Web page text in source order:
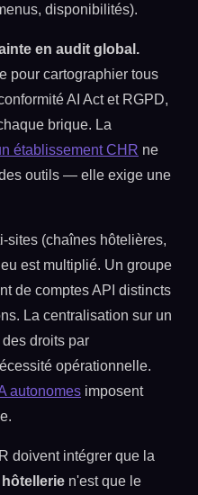
disponibilités).
en audit global.
pour cartographier tous
AI Act et RGPD,
brique. La
établissement CHR ne
outils — elle exige une
sites (chaînes hôtelières,
est multiplié. Un groupe
de comptes API distincts
La centralisation sur un
droits par
opérationnelle.
autonomes imposent
doivent intégrer que la
n'est que le